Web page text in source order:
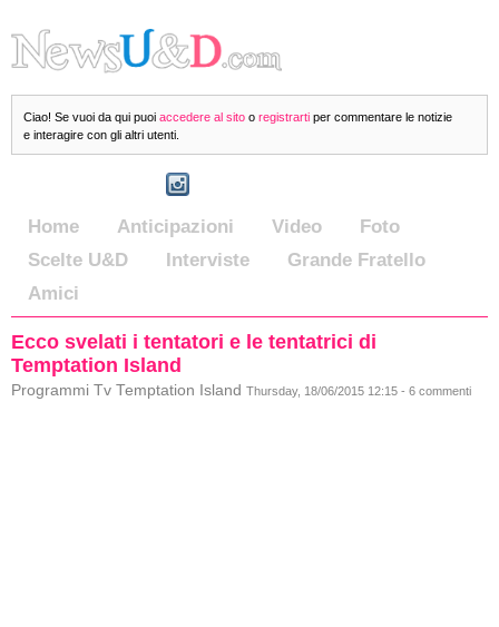
Ciao! Se vuoi da qui puoi accedere al sito o registrarti per commentare le notizie
e interagire con gli altri utenti.
Home Anticipazioni Video
Foto
Scelte U&D
Interviste
Grande Fratello
Amici
Ecco svelati i tentatori e le tentatrici di
Temptation Island
Programmi Tv Temptation Island Thursday, 18/06/2015 12:15 - 6 commenti